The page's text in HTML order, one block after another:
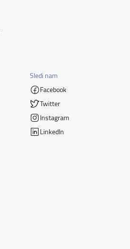
Sledi nam
Facebook
Twitter
Instagram
LinkedIn